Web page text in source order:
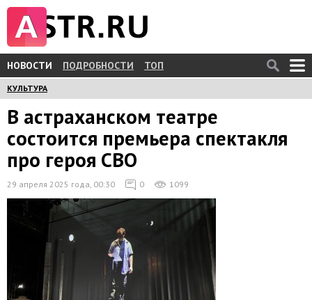
НОВОСТИ ПОДРОБНОСТИ ТОП
КУЛЬТУРА
В астраханском театре
состоится премьера спектакля
про героя СВО
29 апреля 2025 года, 00:30 0 1099